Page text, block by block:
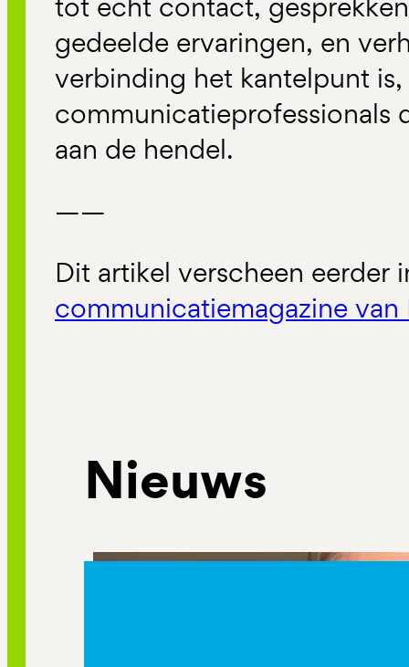
gedeelde ervaringen, en
verbinding het kantelpunt
communicatieprofessionals
aan de hendel.
——
Dit artikel verscheen eerder
communicatiemagazine van
Nieuws